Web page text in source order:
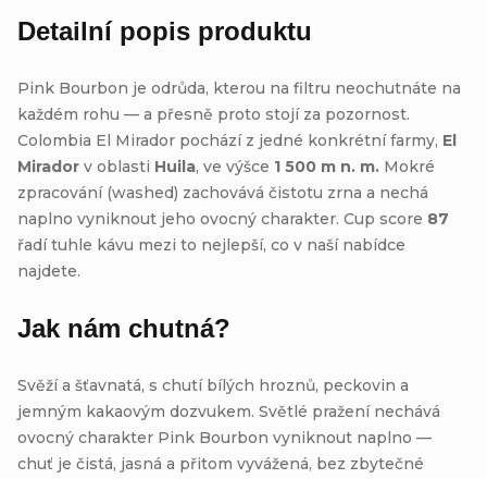
Detailní popis produktu
Pink Bourbon je odrůda, kterou na filtru neochutnáte na
každém rohu — a přesně proto stojí za pozornost.
Colombia El Mirador pochází z jedné konkrétní farmy, El
Mirador v oblasti Huila, ve výšce 1 500 m n. m. Mokré
zpracování (washed) zachovává čistotu zrna a nechá
naplno vyniknout jeho ovocný charakter. Cup score 87
řadí tuhle kávu mezi to nejlepší, co v naší nabídce
najdete.
Jak nám chutná?
Svěží a šťavnatá, s chutí bílých hroznů, peckovin a
jemným kakaovým dozvukem. Světlé pražení nechává
ovocný charakter Pink Bourbon vyniknout naplno —
chuť je čistá, jasná a přitom vyvážená, bez zbytečné